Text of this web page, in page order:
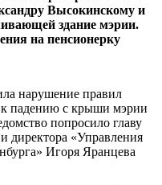
Высокинскому и
здание мэрии.
на пенсионерку
нарушение правил
к падению с крыши мэрии
попросило главу
директора «Управления
Игоря Яранцева